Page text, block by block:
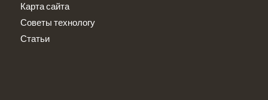
Карта сайта
Советы технологу
Статьи